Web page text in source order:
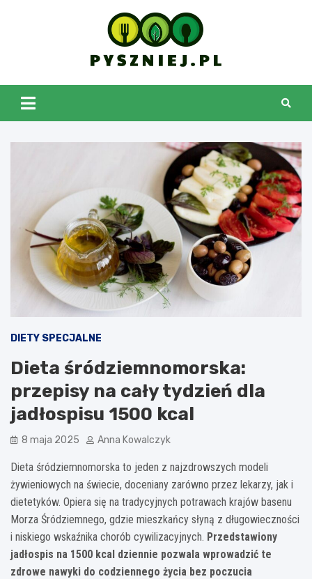
pyszniej.pl
DIETY SPECJALNE
Dieta śródziemnomorska:
przepisy na cały tydzień dla
jadłospisu 1500 kcal
8 maja 2025 Anna Kowalczyk
Dieta śródziemnomorska to jeden z najzdrowszych modeli
żywieniowych na świecie, doceniany zarówno przez lekarzy, jak i
dietetyków. Opiera się na tradycyjnych potrawach krajów basenu
Morza Śródziemnego, gdzie mieszkańcy słyną z długowieczności
i niskiego wskaźnika chorób cywilizacyjnych. Przedstawiony
jadłospis na 1500 kcal dziennie pozwala wprowadzić te
zdrowe nawyki do codziennego życia bez poczucia